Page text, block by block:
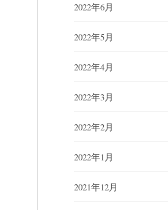
2022年6月
2022年5月
2022年4月
2022年3月
2022年2月
2022年1月
2021年12月